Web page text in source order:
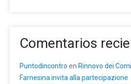
Comentarios
Puntodincontro en Rinnovo dei
Farnesina invita alla partecipazione